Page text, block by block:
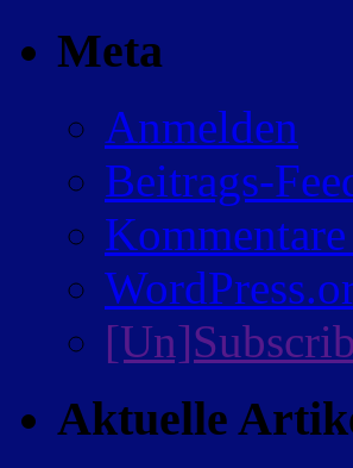
Meta
Anmelden
Beitrags-
Aktuelle